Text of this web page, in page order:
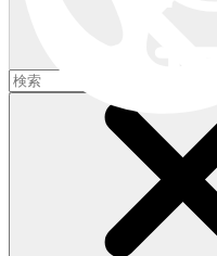
ショッピングカート